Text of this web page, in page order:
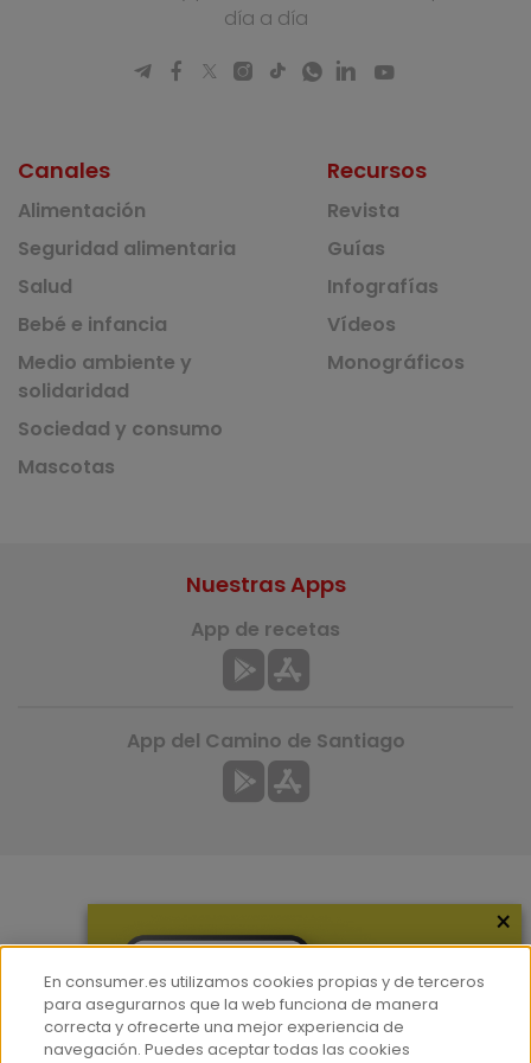
día a día
Canales
Alimentación
Seguridad alimentaria
Salud
Bebé e infancia
Medio ambiente y
solidaridad
Sociedad y consumo
Mascotas
Recursos
Revista
Guías
Infografías
Vídeos
Monográficos
Hemeroteca
Contacto
Nuestras Apps
App de recetas
App del Camino de Santiago
×
En consumer.es utilizamos cookies propias y de terceros
para asegurarnos que la web funciona de manera
correcta y ofrecerte una mejor experiencia de
navegación. Puedes aceptar todas las cookies